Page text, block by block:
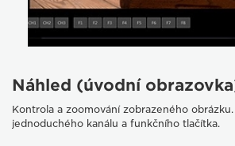
Náhled (úvodní
Kontrola a zoomování zobrazeného
jednoduchého kanálu a funkčního tlačítka.